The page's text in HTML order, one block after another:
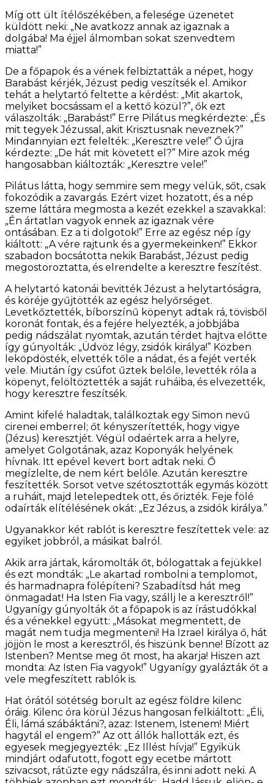
Míg ott ült ítélőszékében, a felesége üzenetet
küldött neki: „Ne avatkozz annak az igaznak a
dolgába! Ma éjjel álmomban sokat szenvedtem
miatta!”
De a főpapok és a vének felbiztatták a népet, hogy
Barabást kérjék, Jézust pedig veszítsék el. Amikor
tehát a helytartó feltette a kérdést: „Mit akartok,
melyiket bocsássam el a kettő közül?”, ők ezt
válaszolták: „Barabást!” Erre Pilátus megkérdezte: „És
mit tegyek Jézussal, akit Krisztusnak neveznek?”
Mindannyian ezt felelték: „Keresztre vele!” Ő újra
kérdezte: „De hát mit követett el?” Mire azok még
hangosabban kiáltozták: „Keresztre vele!”
Pilátus látta, hogy semmire sem megy velük, sőt, csak
fokozódik a zavargás. Ezért vizet hozatott, és a nép
szeme láttára megmosta a kezét ezekkel a szavakkal:
„Én ártatlan vagyok ennek az igaznak vére
ontásában. Ez a ti dolgotok!” Erre az egész nép így
kiáltott: „A vére rajtunk és a gyermekeinken!” Ekkor
szabadon bocsátotta nekik Barabást, Jézust pedig
megostoroztatta, és elrendelte a keresztre feszítést.
A helytartó katonái bevitték Jézust a helytartóságra,
és köréje gyűjtötték az egész helyőrséget.
Levetkőztették, bíborszínű köpenyt adtak rá, tövisből
koronát fontak, és a fejére helyezték, a jobbjába
pedig nádszálat nyomtak, azután térdet hajtva előtte
így gúnyolták: „Üdvöz légy, zsidók királya!” Közben
leköpdösték, elvették tőle a nádat, és a fejét verték
vele. Miután így csúfot űztek belőle, levették róla a
köpenyt, felöltöztették a saját ruháiba, és elvezették,
hogy keresztre feszítsék.
Amint kifelé haladtak, találkoztak egy Simon nevű
cirenei emberrel; őt kényszerítették, hogy vigye
(Jézus) keresztjét. Végül odaértek arra a helyre,
amelyet Golgotának, azaz Koponyák helyének
hívnak. Itt epével kevert bort adtak neki. Ő
megízlelte, de nem kért belőle. Azután keresztre
feszítették. Sorsot vetve szétosztották egymás között
a ruháit, majd letelepedtek ott, és őrizték. Feje fölé
odaírták elítélésének okát: „Ez Jézus, a zsidók királya.”
Ugyanakkor két rablót is keresztre feszítettek vele: az
egyiket jobbról, a másikat balról.
Akik arra jártak, káromolták őt, bólogattak a fejükkel
és ezt mondták: „Le akartad rombolni a templomot,
és harmadnapra fölépíteni? Szabadítsd hát meg
önmagadat! Ha Isten Fia vagy, szállj le a keresztről!”
Ugyanígy gúnyolták őt a főpapok is az írástudókkal
és a vénekkel együtt: „Másokat megmentett, de
magát nem tudja megmenteni! Ha Izrael királya ő, hát
jöjjön le most a keresztről, és hiszünk benne! Bízott az
Istenben? Mentse meg őt most, ha akarja! Hiszen azt
mondta: Az Isten Fia vagyok!” Ugyanígy gyalázták őt a
vele megfeszített rablók is.
Hat órától sötétség borult az egész földre kilenc
óráig. Kilenc óra körül Jézus hangosan felkiáltott: „Éli,
Éli, lámá szábáktáni?, azaz: Istenem, Istenem! Miért
hagytál el engem?” Az ott állók hallották ezt, és
egyesek megjegyezték: „Ez Illést hívja!” Egyikük
mindjárt odafutott, fogott egy ecetbe mártott
szivacsot, rátűzte egy nádszálra, és inni adott neki. A